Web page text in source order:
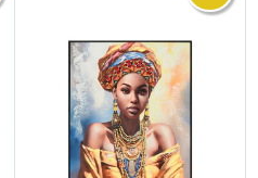
Flowergirl Inart
82x4.5x82cm 1027